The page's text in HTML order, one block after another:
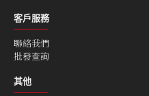
客戶服務
聯絡我們
批發查詢
其他